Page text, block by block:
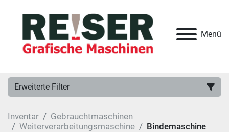
Menü
Erweiterte Filter
Hersteller
Inventar
Gebrauchtmaschinen
Weiterverarbeitungsmaschine
Bindemaschine